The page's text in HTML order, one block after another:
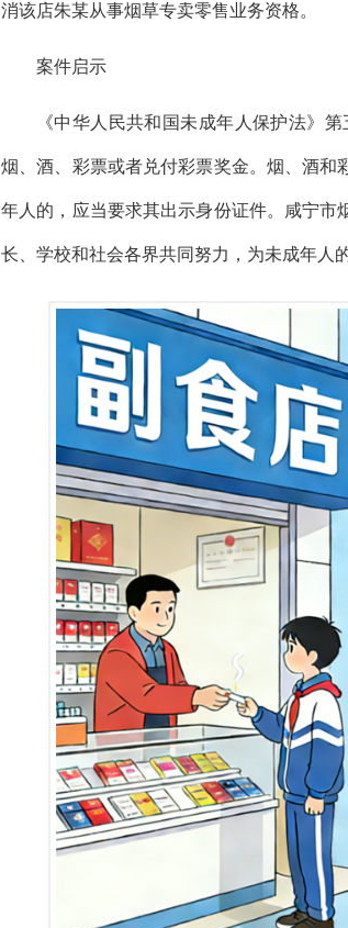
消该店朱某从事烟草专卖零售业务资格。
案件启示
《中华人民共和国未成年人保护法》
烟、酒、彩票或者兑付彩票奖金。烟、酒
年人的，应当要求其出示身份证件。咸宁
长、学校和社会各界共同努力，为未成年人